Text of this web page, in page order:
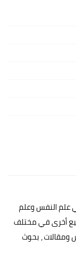
علم النفس وعلم
أخرى في مختلف
ومقالات ، بحوث